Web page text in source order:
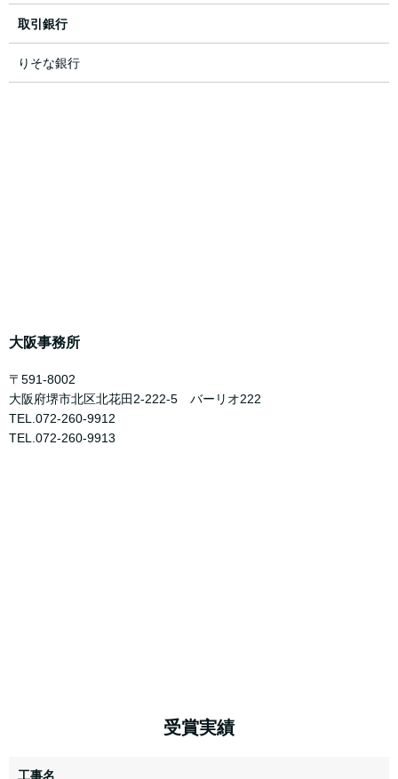
取引銀行
りそな銀行
大阪事務所
〒591-8002
大阪府堺市北区北花田2-222-5 バーリオ222
TEL.072-260-9912
TEL.072-260-9913
受賞実績
工事名